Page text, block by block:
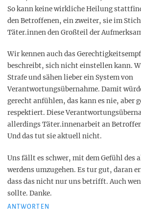
So kann keine wirkliche Heilung
den Betroffenen, ein zweiter, sie im
Täter.innen den Großteil der
Wir kennen auch das
beschreibt, sich nicht einstellen kann.
Strafe und sähen lieber ein System von
Verantwortungsübernahme. Damit
gerecht anfühlen, das kann es nie, aber
respektiert. Diese
allerdings Täter.innenarbeit an
Und das tut sie aktuell nicht.
Uns fällt es schwer, mit dem Gefühl des
werdens umzugehen. Es tur gut, daran
dass das nicht nur uns betrifft. Auch
sollte. Danke.
ANTWORTEN